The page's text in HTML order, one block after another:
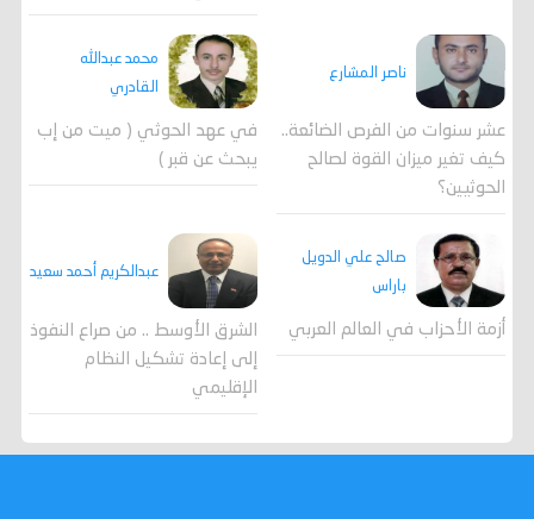
ناصر المشارع
عشر سنوات من الفرص الضائعة..
كيف تغير ميزان القوة لصالح
الحوثيين؟
محمد عبدالله
القادري
في عهد الحوثي ( ميت من إب
يبحث عن قبر )
صالح علي الدويل
باراس
أزمة الأحزاب في العالم العربي
عبدالكريم أحمد سعيد
الشرق الأوسط .. من صراع النفوذ
إلى إعادة تشكيل النظام
الإقليمي